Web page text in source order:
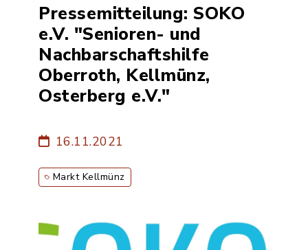
Pressemitteilung: SOKO
e.V. "Senioren- und
Nachbarschaftshilfe
Oberroth, Kellmünz,
Osterberg e.V."
16.11.2021
Markt Kellmünz